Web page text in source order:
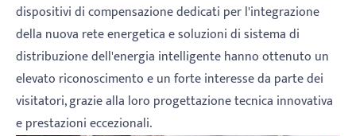
dispositivi di compensazione dedicati per l'integrazione
della nuova rete energetica e soluzioni di sistema di
distribuzione dell'energia intelligente hanno ottenuto un
elevato riconoscimento e un forte interesse da parte dei
visitatori, grazie alla loro progettazione tecnica innovativa
e prestazioni eccezionali.